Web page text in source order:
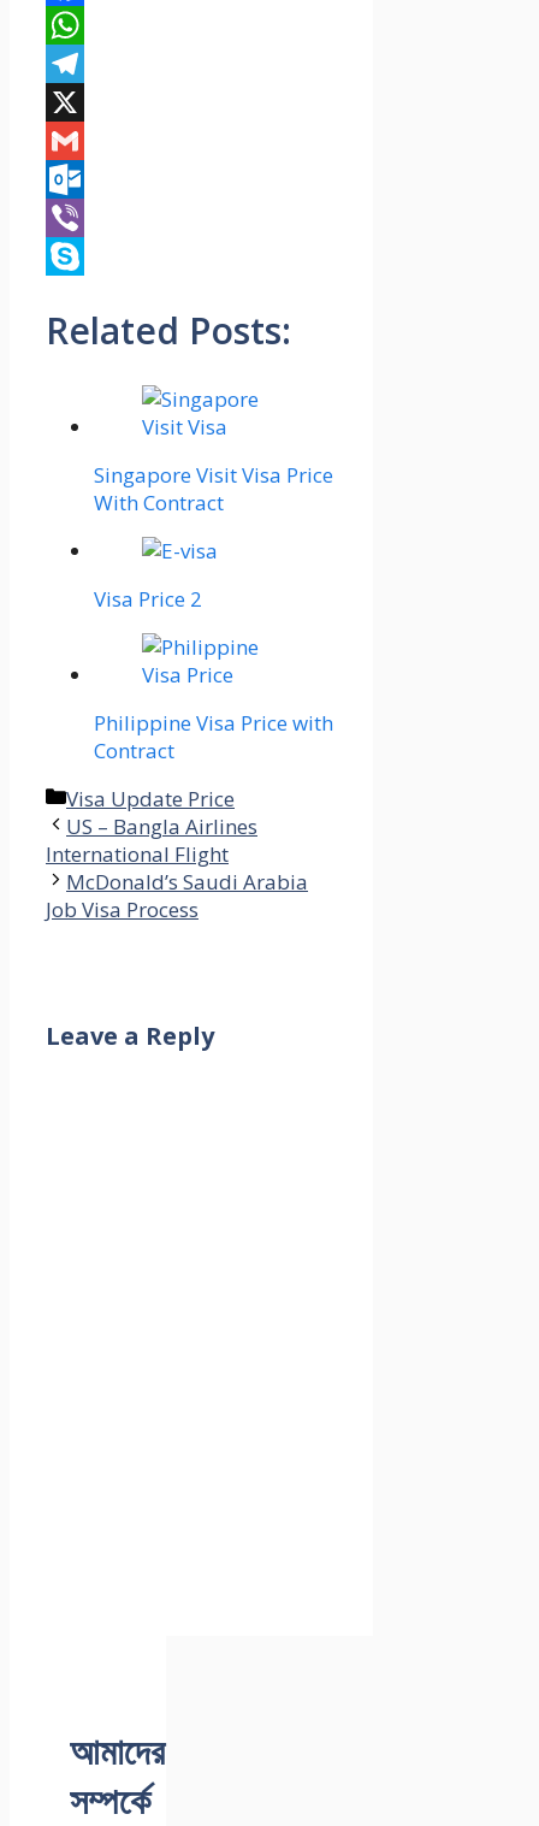
Facebook
WhatsApp
Telegram
X
Gmail
Outlook.com
Viber
Related Posts:
Singapore Visit Visa Price
With Contract
Visa Price 2
Philippine Visa Price with
Contract
Categories
Visa Update Price
US – Bangla Airlines
International Flight
McDonald’s Saudi Arabia
Job Visa Process
Leave a Reply
আমাদের
সম্পর্কে